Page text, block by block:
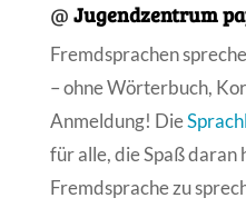
@ Jugendzentrum
Fremdsprachen
– ohne Wörterbuch,
Anmeldung! Die
für alle, die Spaß daran
Fremdsprache zu